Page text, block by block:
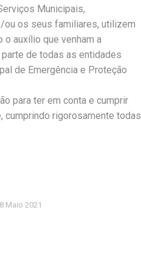
Municipais,
ou os seus familiares, utilizem
auxílio que venham a
de todas as entidades
de Emergência e Proteção
para ter em conta e cumprir
cumprindo rigorosamente todas
8 Maio 2021